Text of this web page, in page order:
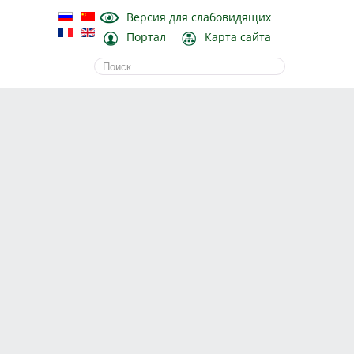
Версия для слабовидящих
Портал
Карта сайта